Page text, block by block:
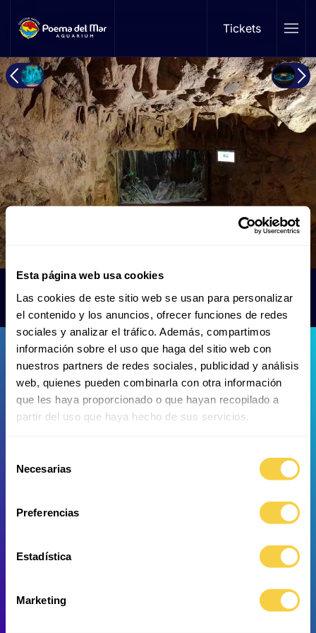
Esta página web usa cookies
Las cookies de este sitio web se usan para personalizar
el contenido y los anuncios, ofrecer funciones de redes
sociales y analizar el tráfico. Además, compartimos
información sobre el uso que haga del sitio web con
nuestros partners de redes sociales, publicidad y análisis
web, quienes pueden combinarla con otra información
que les haya proporcionado o que hayan recopilado a
partir del uso que haya hecho de sus servicios.
Necesarias
Preferencias
Estadística
Marketing
Skip to main content Tickets
Cavern